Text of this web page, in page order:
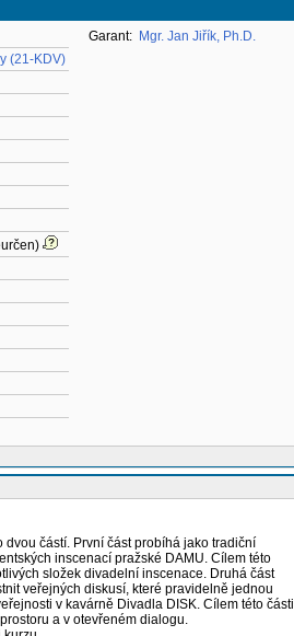
(21-KDV)
Garant: Mgr. Jan Jiřík, Ph.D.
částí. První část probíhá jako tradiční
inscenací pražské DAMU. Cílem této
složek divadelní inscenace. Druhá část
veřejných diskusí, které pravidelně jednou
v kavárně Divadla DISK. Cílem této části
a v otevřeném dialogu.